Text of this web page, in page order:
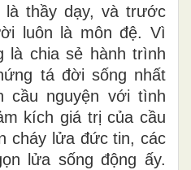
là thầy dạy, và trước
luôn là môn đệ. Vì
là chia sẻ hành trình
tá đời sống nhất
cầu nguyện với tình
kích giá trị của cầu
cháy lửa đức tin, các
lửa sống động ấy.